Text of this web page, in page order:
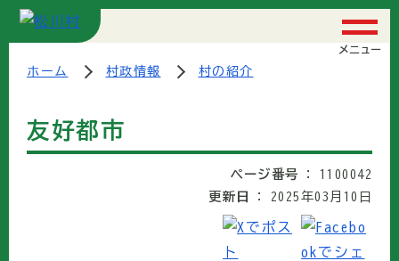
メニュー
ホーム 村政情報 村の紹介
友好都市
ページ番号
1100042
更新日
2025年03月10日